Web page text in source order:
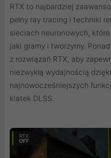
RTX to najbardziej
pełny ray tracing i techniki
sieciach neuronowych,
jaki gramy i tworzymy.
z rozwiązań RTX, aby
niezwykłą wydajnością
najnowocześniejszych
klatek DLSS.